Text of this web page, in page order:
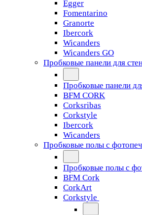
Egger
Fomentarino
Granorte
Ibercork
Wicanders
Wicanders GO
Пробковые панели для
Пробковые панели
BFM CORK
Corksribas
Corkstyle
Ibercork
Wicanders
Пробковые полы с
Пробковые полы с
BFM Cork
CorkArt
Corkstyle